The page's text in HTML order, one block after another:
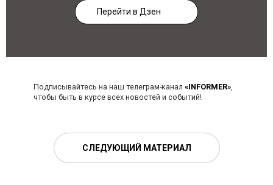
Перейти в Дзен
Подписывайтесь на наш телеграм-канал «INFORMER»,
чтобы быть в курсе всех новостей и событий!
СЛЕДУЮЩИЙ МАТЕРИАЛ